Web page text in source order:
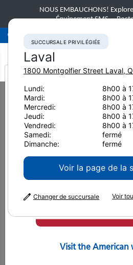
NOUS EMBAUCHONS!
Équipement SMS.
Succursale privilégiéeLaval
Home Équipement usagé
2014 Komatsu PC228USLC-8 5323
It looks like
from
Visit the American
SUCCURSALE PRIVILÉGIÉE
Laval
1800 Montgolfier Street Laval,
Lundi:
8h00 à
Mardi:
8h00 à
Mercredi:
8h00 à
Jeudi:
8h00 à
Vendredi:
8h00 à
Samedi:
fermé
Dimanche:
fermé
Voir la page de la
Changer de succursale Voir